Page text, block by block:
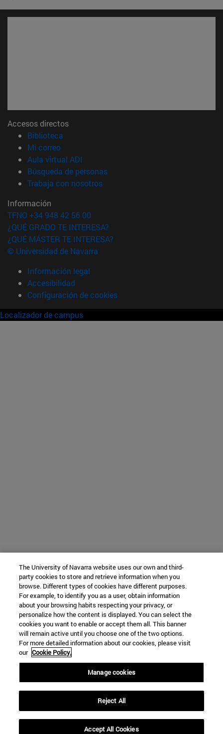
Accesos directos
Biblioteca
Mi correo(abre en nueva ventana)
Aula virtual ADI
Búsqueda de personas(abre en nueva ventana)
Trabaja con nosotros(abre en nueva ventana)
Información
TFNO +34 948 42 56 00
¿QUÉ GRADO TE INTERESA?
¿QUÉ MÁSTER TE INTERESA?
© Universidad de Navarra
Información legal
Accesibilidad
Configuración de cookies
Localizador de campus
The University of Navarra website uses our own and third-
party cookies to store and retrieve information when you
browse. Different types of cookies have different purposes.
For example, to identify you as a user, obtain information
about your browsing habits respecting your privacy, or
personalize how the content is displayed. You can select the
cookies you want to enable or accept them all. This banner
will remain active until you choose one of the two options.
For more detailed information about our cookies, please visit
our Cookie Policy.
Manage cookies
Reject All
Accept All Cookies